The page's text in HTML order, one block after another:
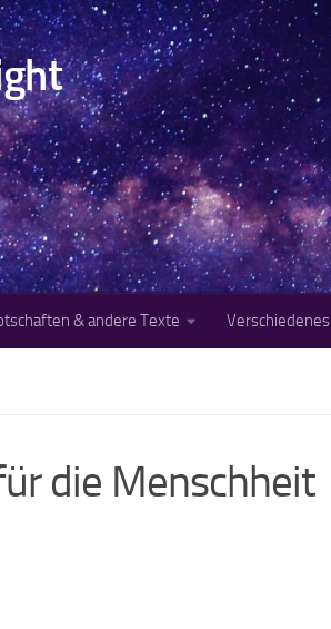
& andere Texte Verschiedenes
die Menschheit